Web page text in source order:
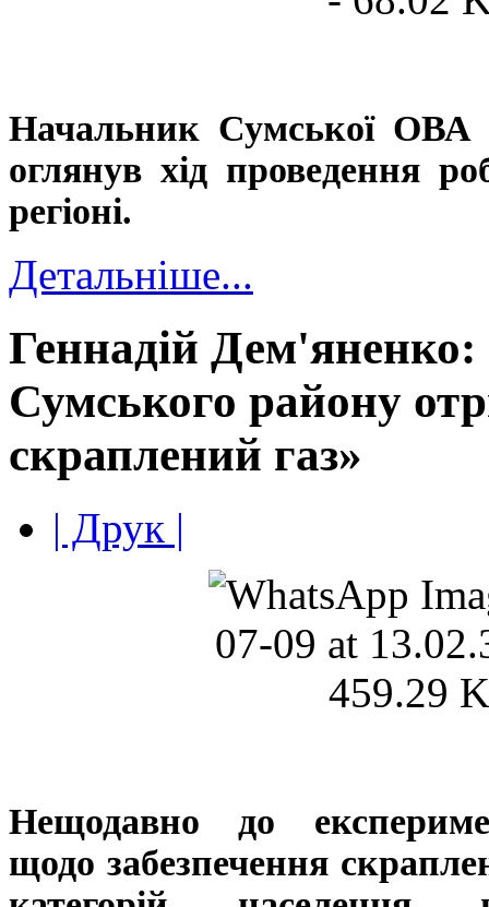
Начальник Сумської
оглянув хід проведення
регіоні.
Детальніше...
Геннадій
Сумського району
скраплений газ»
| Друк |
Нещодавно до
щодо забезпечення